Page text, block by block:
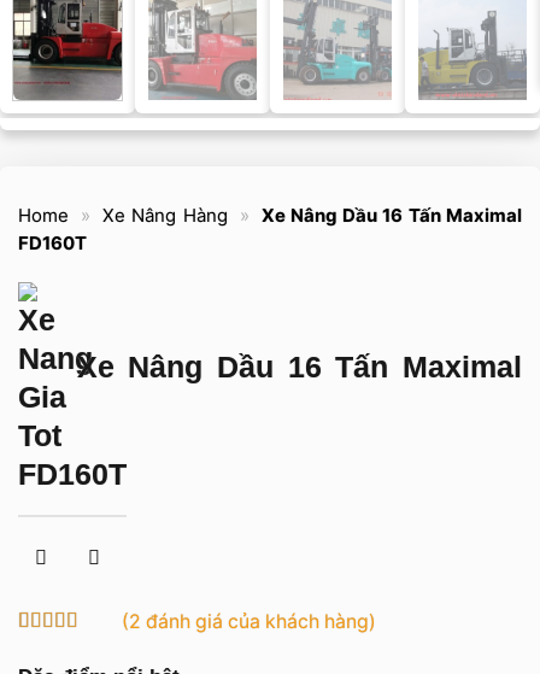
Home » Xe Nâng Hàng »
Xe Nâng Dầu 16 Tấn Maximal
FD160T
Xe Nâng Dầu 16 Tấn Maximal
FD160T
trênđánh
(2 đánh giá của khách hàng)